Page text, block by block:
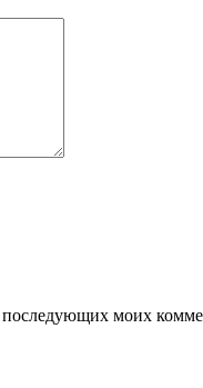
последующих моих